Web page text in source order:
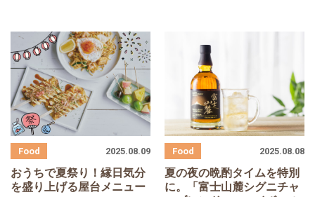
おうちで夏祭り！縁日気分
を盛り上げる屋台メニュー
2025.08.09
夏の夜の晩酌タイムを特別
に。「富士山麓シグニチャ
2025.08.08